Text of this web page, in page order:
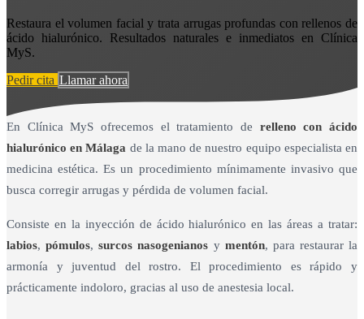
Restaura el volumen facial y trata arrugas profundas con rellenos de
ácido hialurónico. Resultados naturales e inmediatos en Clínica
MyS.
Pedir cita Llamar ahora
En Clínica MyS ofrecemos el tratamiento de relleno con ácido
hialurónico en Málaga de la mano de nuestro equipo especialista en
medicina estética. Es un procedimiento mínimamente invasivo que
busca corregir arrugas y pérdida de volumen facial.
Consiste en la inyección de ácido hialurónico en las áreas a tratar:
labios,pómulos,surcos nasogenianos y mentón, para restaurar la
armonía y juventud del rostro. El procedimiento es rápido y
prácticamente indoloro, gracias al uso de anestesia local.